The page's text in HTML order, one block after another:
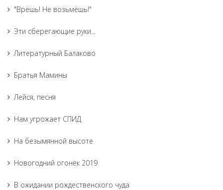
"Врёшь! Не возьмёшь!"
Эти сберегающие руки...
Литературный Балаково
Братья Мамины
Лейся, песня
Нам угрожает СПИД
На безымянной высоте
Новогодний огонёк 2019
В ожидании рождественского чуда